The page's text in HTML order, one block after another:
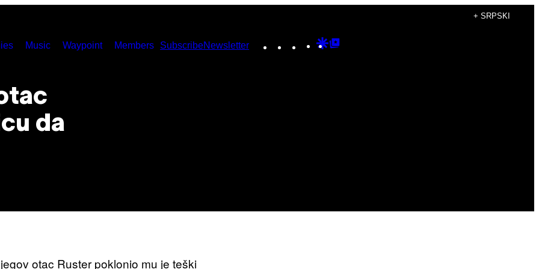
+ SRPSKI
Music Waypoint Members SubscribeNewsletter Instagram
TikTokYouTube
Google
da
otac Ruster poklonio mu je teški